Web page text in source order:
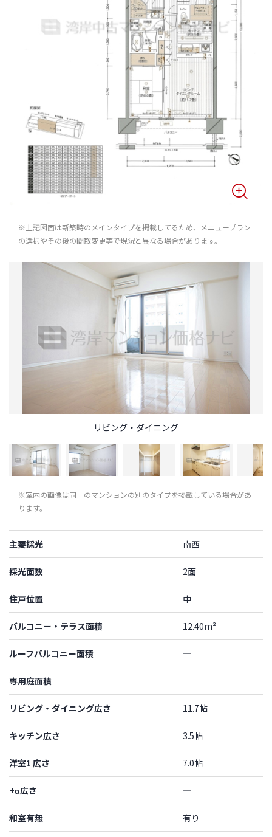
※上記図面は新築時のメインタイプを掲載してるため、メニュープラン
の選択やその後の間取変更等で現況と異なる場合があります。
リビング・ダイニング
※室内の画像は同一のマンションの別のタイプを掲載している場合があ
ります。
主要採光 南西
採光面数 2面
住戸位置 中
バルコニー・テラス面積 12.40m²
ルーフバルコニー面積 ―
専用庭面積 ―
リビング・ダイニング広さ 11.7帖
キッチン広さ 3.5帖
洋室1 広さ 7.0帖
+α広さ ―
和室有無 有り